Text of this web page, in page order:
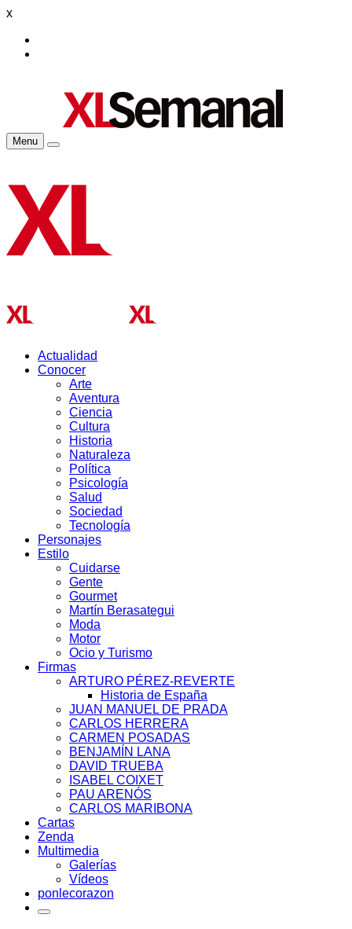
x
Menu
Actualidad
Conocer
Arte
Aventura
Ciencia
Cultura
Historia
Naturaleza
Política
Psicología
Salud
Sociedad
Tecnología
Personajes
Estilo
Cuidarse
Gente
Gourmet
Martín Berasategui
Moda
Motor
Ocio y Turismo
Firmas
ARTURO PÉREZ-REVERTE
Historia de España
JUAN MANUEL DE PRADA
CARLOS HERRERA
CARMEN POSADAS
BENJAMÍN LANA
DAVID TRUEBA
ISABEL COIXET
PAU ARENÓS
CARLOS MARIBONA
Cartas
Zenda
Multimedia
Galerías
Vídeos
ponlecorazon